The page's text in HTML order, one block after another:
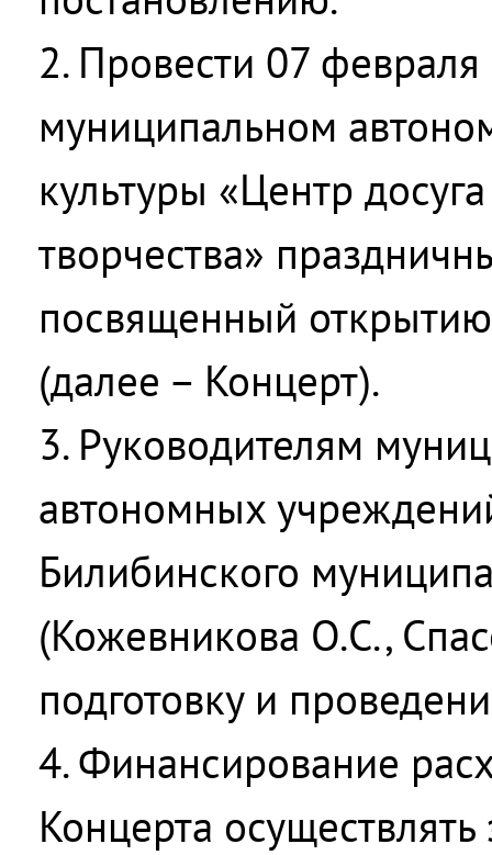
2. Провести 07
муниципальном
культуры «Центр
творчества»
посвященный
(далее – Концерт).
3. Руководителям
автономных
Билибинского
(Кожевникова О.С.,
подготовку и
4. Финансирование
Концерта